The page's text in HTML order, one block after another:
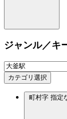
ジャンル／キ
カテゴリ選択
町村字 指定